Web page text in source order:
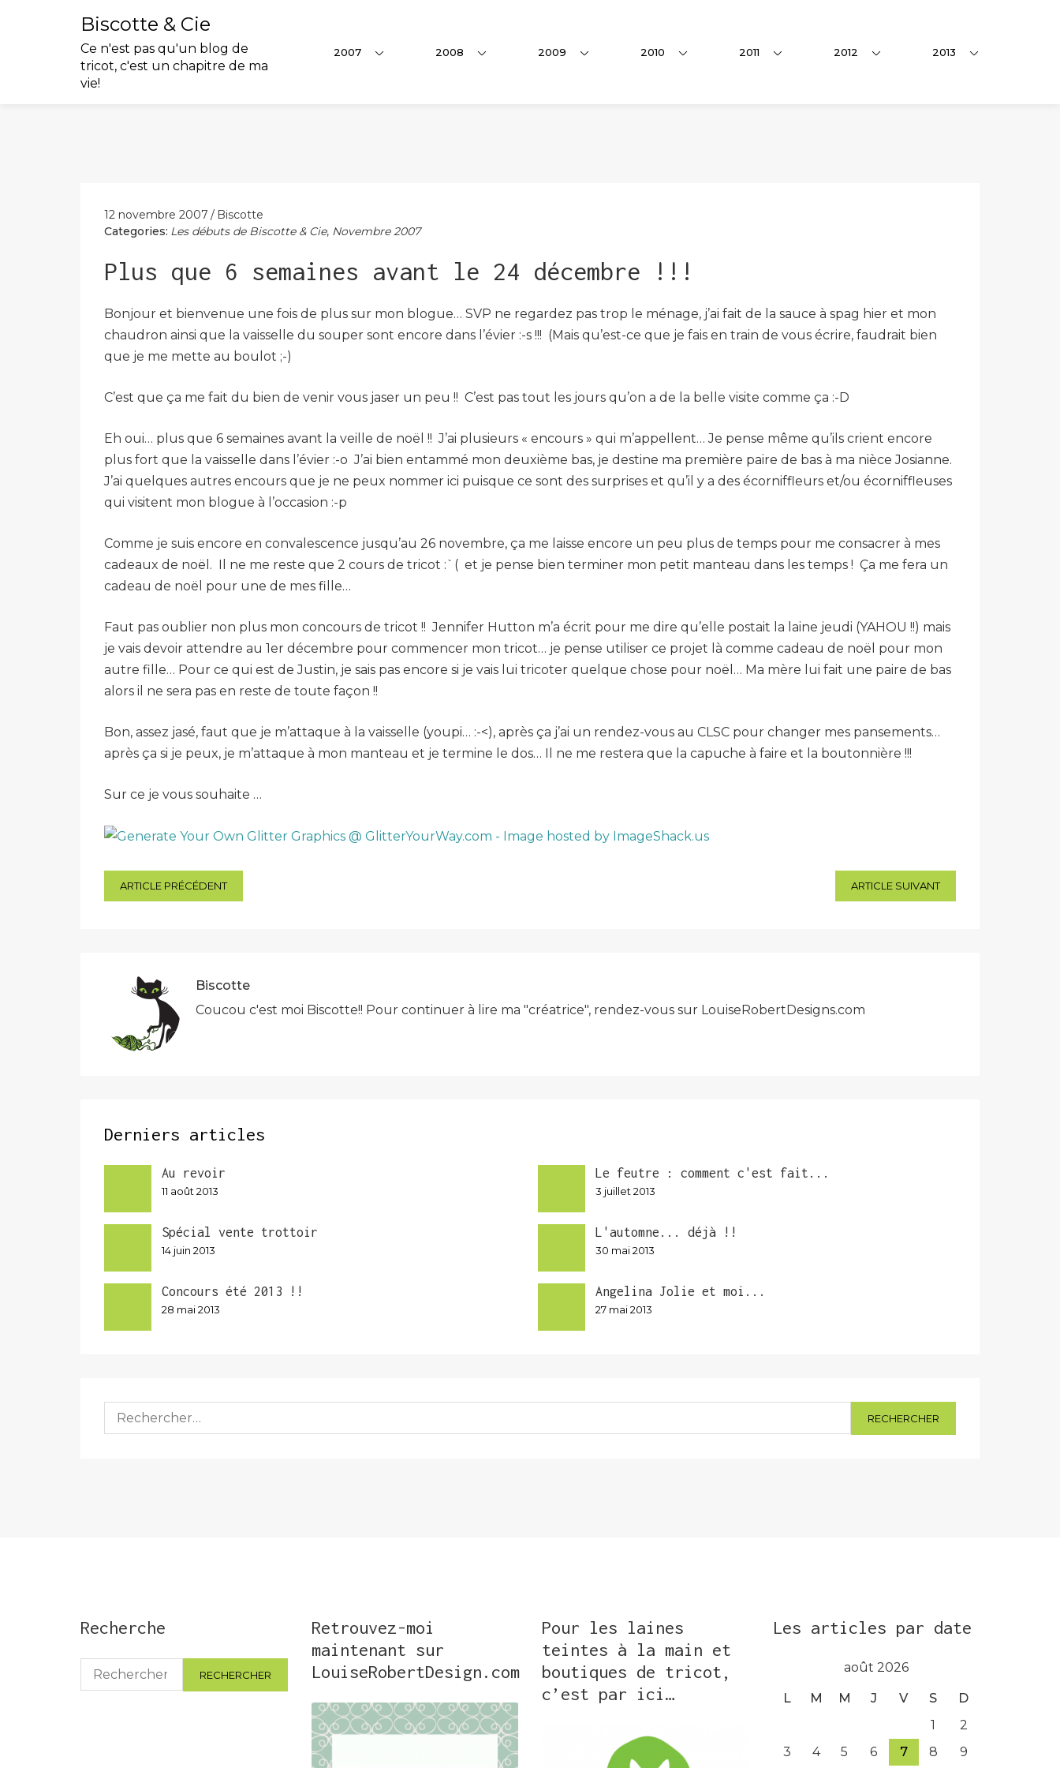
Biscotte & Cie
Ce n'est pas qu'un blog de
tricot, c'est un chapitre de ma
vie!
2007 2008 2009 2010 2011 2012 2013
12 novembre 2007
Biscotte
Categories: Les débuts de Biscotte & Cie, Novembre 2007
Plus que 6 semaines avant le 24 décembre !!!
Bonjour et bienvenue une fois de plus sur mon blogue… SVP ne regardez pas trop le ménage, j’ai fait de la sauce à spag hier et mon
chaudron ainsi que la vaisselle du souper sont encore dans l’évier :-s !!! (Mais qu’est-ce que je fais en train de vous écrire, faudrait bien
que je me mette au boulot ;-)
C’est que ça me fait du bien de venir vous jaser un peu !! C’est pas tout les jours qu’on a de la belle visite comme ça :-D
Eh oui… plus que 6 semaines avant la veille de noël !! J’ai plusieurs « encours » qui m’appellent… Je pense même qu’ils crient encore
plus fort que la vaisselle dans l’évier :-o J’ai bien entammé mon deuxième bas, je destine ma première paire de bas à ma nièce Josianne.
J’ai quelques autres encours que je ne peux nommer ici puisque ce sont des surprises et qu’il y a des écorniffleurs et/ou écorniffleuses
qui visitent mon blogue à l’occasion :-p
Comme je suis encore en convalescence jusqu’au 26 novembre, ça me laisse encore un peu plus de temps pour me consacrer à mes
cadeaux de noël. Il ne me reste que 2 cours de tricot :`( et je pense bien terminer mon petit manteau dans les temps ! Ça me fera un
cadeau de noël pour une de mes fille…
Faut pas oublier non plus mon concours de tricot !! Jennifer Hutton m’a écrit pour me dire qu’elle postait la laine jeudi (YAHOU !!) mais
je vais devoir attendre au 1er décembre pour commencer mon tricot… je pense utiliser ce projet là comme cadeau de noël pour mon
autre fille… Pour ce qui est de Justin, je sais pas encore si je vais lui tricoter quelque chose pour noël… Ma mère lui fait une paire de bas
alors il ne sera pas en reste de toute façon !!
Bon, assez jasé, faut que je m’attaque à la vaisselle (youpi… :-<), après ça j’ai un rendez-vous au CLSC pour changer mes pansements…
après ça si je peux, je m’attaque à mon manteau et je termine le dos… Il ne me restera que la capuche à faire et la boutonnière !!!
Sur ce je vous souhaite …
Navigation
ARTICLE PRÉCÉDENT ARTICLE SUIVANT
Biscotte
Coucou c'est moi Biscotte!! Pour continuer à lire ma "créatrice", rendez-vous sur LouiseRobertDesigns.com
Derniers articles
Au revoir
11 août 2013
Le feutre : comment c'est fait...
3 juillet 2013
Spécial vente trottoir
14 juin 2013
L'automne... déjà !!
30 mai 2013
Concours été 2013 !!
28 mai 2013
Angelina Jolie et moi...
27 mai 2013
Rechercher :
Recherche
Rechercher :
Retrouvez-moi
maintenant sur
LouiseRobertDesign.com
Pour les laines
teintes à la main et
boutiques de tricot,
c’est par ici…
Les articles par date
août 2026
L M M J V S
D
1
2
3
4 5 6 7 8 9